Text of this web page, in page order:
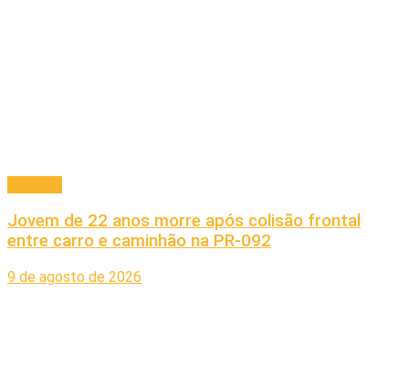
Jovem de 22 anos morre após colisão frontal
entre carro e caminhão na PR-092
9 de agosto de 2026